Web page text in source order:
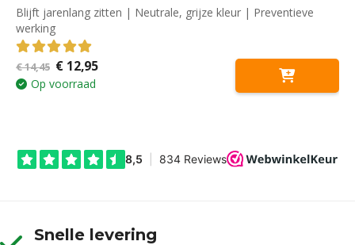
Blijft jarenlang zitten | Neutrale, grijze kleur | Preventieve
werking
5.00out of 5
€14,45 Oorspronkelijke
prijs
was:
€12,95Huidige
Op voorraad
Snelle levering